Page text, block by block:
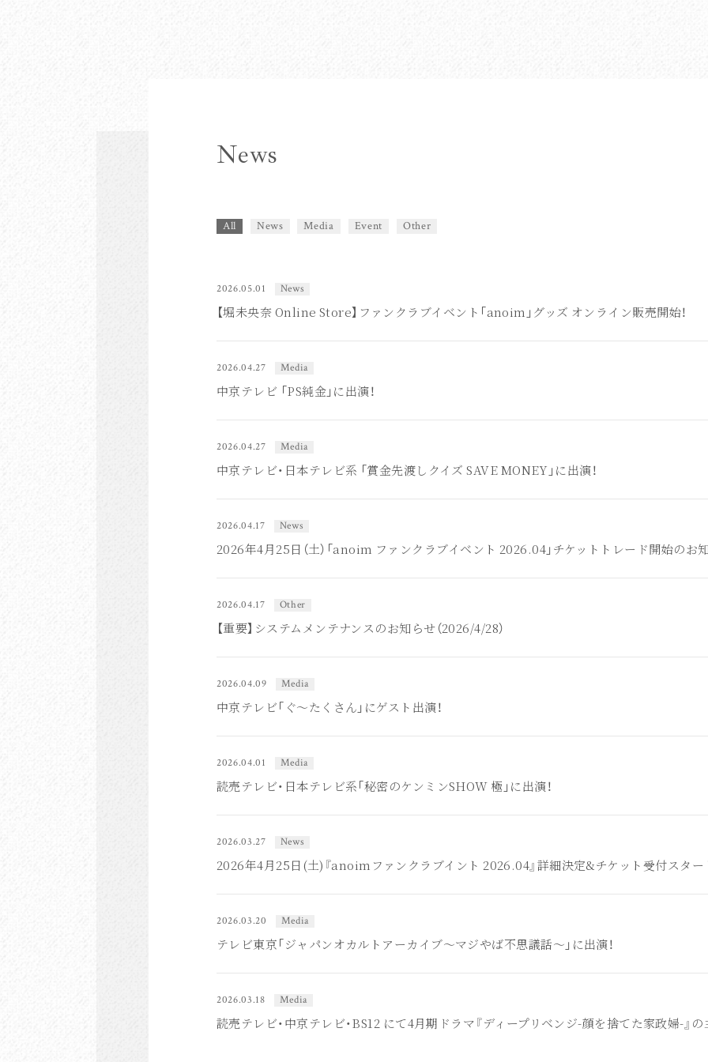
News
All News Media Event Other
2026.05.01 News
【堀未央奈 Online Store】ファンクラブイベント「anoim」グッズ オンライン販売開始！
2026.04.27 Media
中京テレビ 「PS純金」に出演！
2026.04.27 Media
中京テレビ・日本テレビ系 「賞金先渡しクイズ SAVE MONEY」に出演！
2026.04.17 News
2026年4月25日（土）「anoim ファンクラブイベント 2026.04」チケットトレード開始のお
2026.04.17 Other
【重要】システムメンテナンスのお知らせ（2026/4/28）
2026.04.09 Media
中京テレビ「ぐ〜たくさん」にゲスト出演！
2026.04.01 Media
読売テレビ・日本テレビ系「秘密のケンミンSHOW 極」に出演！
2026.03.27 News
2026年4月25日(土)『anoimファンクラブイント 2026.04』詳細決定&チケット受付スター
2026.03.20 Media
テレビ東京「ジャパンオカルトアーカイブ～マジやば不思議話～」に出演！
2026.03.18 Media
読売テレビ・中京テレビ・BS12 にて4月期ドラマ『ディープリベンジ-顔を捨てた家政婦-』の